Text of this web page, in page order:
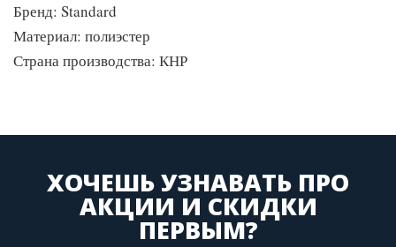
Бренд: Standard
Материал: полиэстер
Страна производства: КНР
ХОЧЕШЬ УЗНАВАТЬ ПРО
АКЦИИ И СКИДКИ
ПЕРВЫМ?